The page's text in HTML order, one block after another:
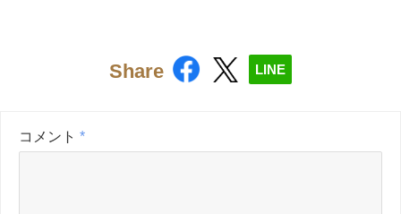
Share LINE
コメント *